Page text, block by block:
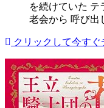
を続けていた テ
老会から 呼び出
クリックして今すぐ